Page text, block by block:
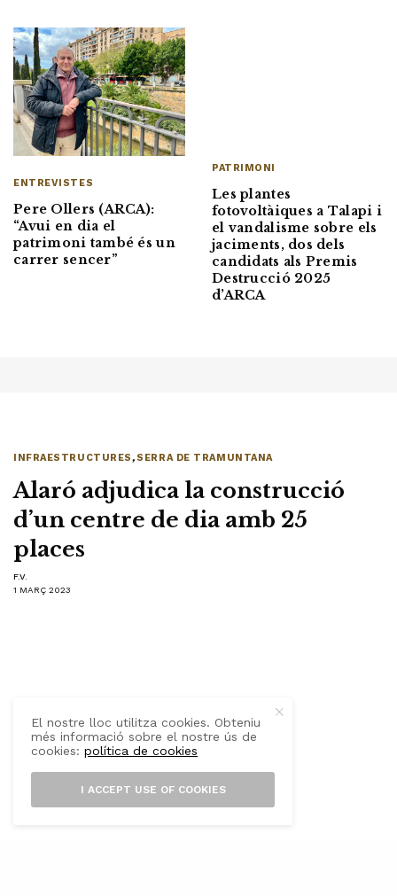
ENTREVISTES
Pere Ollers (ARCA):
“Avui en dia el
patrimoni també és un
carrer sencer”
PATRIMONI
Les plantes
fotovoltàiques a Talapi i
el vandalisme sobre els
jaciments, dos dels
candidats als Premis
Destrucció 2025
d’ARCA
INFRAESTRUCTURES,SERRA DE TRAMUNTANA
Alaró adjudica la construcció
d’un centre de dia amb 25
places
F.V.
1 MARÇ 2023
El nostre lloc utilitza cookies. Obteniu
més informació sobre el nostre ús de
cookies:política de cookies
I ACCEPT USE OF COOKIES